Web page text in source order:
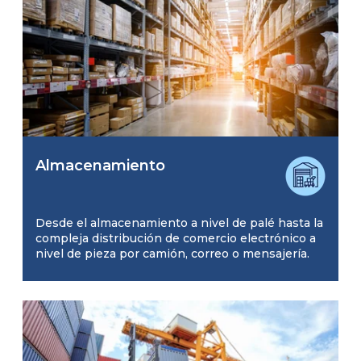
Almacenamiento
Desde el almacenamiento a nivel de palé hasta la
compleja distribución de comercio electrónico a
nivel de pieza por camión, correo o mensajería.